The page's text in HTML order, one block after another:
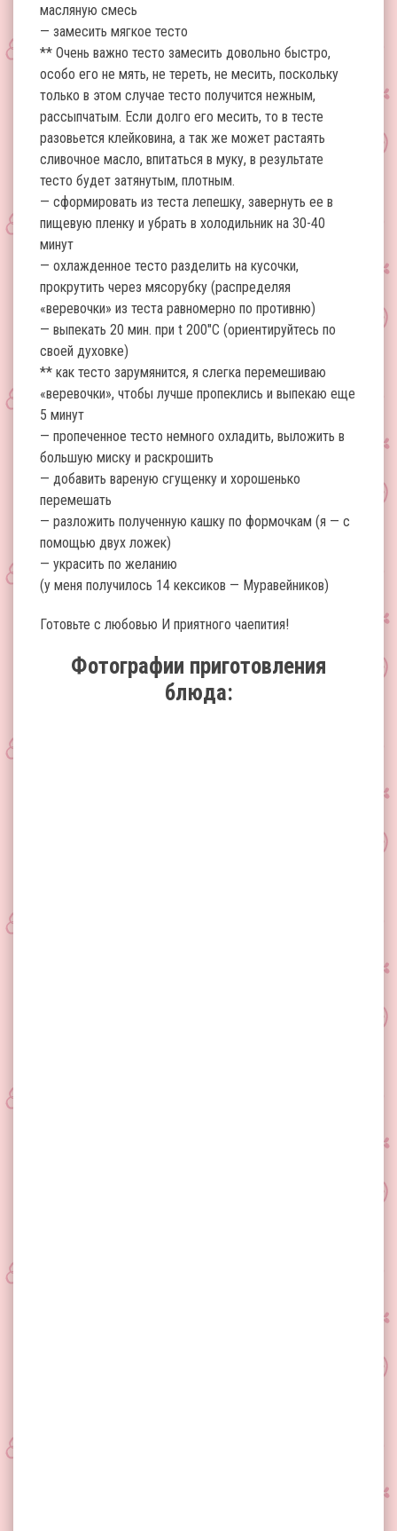
масляную смесь
— замесить мягкое тесто
** Очень важно тесто замесить довольно быстро,
особо его не мять, не тереть, не месить, поскольку
только в этом случае тесто получится нежным,
рассыпчатым. Если долго его месить, то в тесте
разовьется клейковина, а так же может растаять
сливочное масло, впитаться в муку, в результате
тесто будет затянутым, плотным.
— сформировать из теста лепешку, завернуть ее в
пищевую пленку и убрать в холодильник на 30-40
минут
— охлажденное тесто разделить на кусочки,
прокрутить через мясорубку (распределяя
«веревочки» из теста равномерно по противню)
— выпекать 20 мин. при t 200″С (ориентируйтесь по
своей духовке)
** как тесто зарумянится, я слегка перемешиваю
«веревочки», чтобы лучше пропеклись и выпекаю еще
5 минут
— пропеченное тесто немного охладить, выложить в
большую миску и раскрошить
— добавить вареную сгущенку и хорошенько
перемешать
— разложить полученную кашку по формочкам (я — с
помощью двух ложек)
— украсить по желанию
(у меня получилось 14 кексиков — Муравейников)
Готовьте с любовью И приятного чаепития!
Фотографии приготовления
блюда: